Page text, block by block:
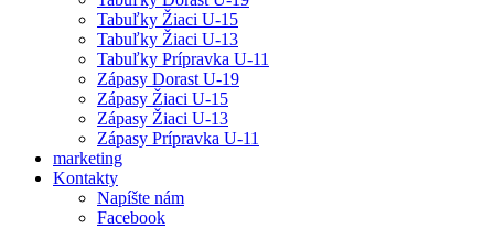
Tabuľky Žiaci U-15
Tabuľky Žiaci U-13
Tabuľky Prípravka U-11
Zápasy Dorast U-19
Zápasy Žiaci U-15
Zápasy Žiaci U-13
Zápasy Prípravka U-11
marketing
Kontakty
Napíšte nám
Facebook